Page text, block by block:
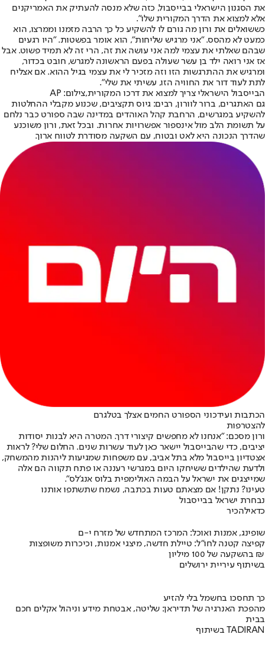
את הסגנון הישראלי בבייסבול, כזה שלא מנסה להעתיק את האמריקנים
אלא למצוא את הדרך המקורית שלו".
כששואלים את ורון מה גורם לו להשקיע כל כך הרבה מזמנו וממרצו, הוא
כמעט לא מהסס. "אני מרגיש שליחות", הוא אומר בפשטות. "היו רגעים
שבהם שאלתי את עצמי למה אני עושה את זה, הרי זה לא תמיד פשוט. אבל
אז אני רואה ילד בן עשר שעולה בפעם הראשונה למגרש, חובט בכדור,
ומרגיש את ההתרגשות הזו וזה מזכיר לי את עצמי בגיל ההוא. אם אצליח
לתת לעוד דור את החוויה הזו, עשיתי את שלי".
הבייסבול הישראלי צריך למצוא את דרכו המקורית,צילום: AP
גם האתגרים, ברור לוורון, רבים: גיוס תקציבים, שכנוע מקבלי ההחלטות
להשקיע במגרשים, הרחבת קהל האוהדים במדינה שבה ספורט כבר נלחם
על תשומת הלב מול אינספור אפשרויות אחרות. ובכל זאת, ורון משוכנע
שהדרך הנכונה היא לאט ובטוח, עם השקעה מסודרת לטווח ארוך.
הכתבות ועידכוני הספורט החמים אצלך בטלגרם
להצטרפות
ורון מסכם: "אנחנו לא מחפשים קיצורי דרך. המטרה היא לבנות יסודות
יציבים, כדי שהבייסבול יישאר כאן לעוד עשרות שנים. החלום שלי? לראות
אצטדיון בייסבול מלא בתל אביב, עם משפחות שמגיעות ליהנות מהמשחק,
ולדעת שהילדים ששיחקו היום במגרשי רעננה או פתח תקווה הם אלה
שמייצגים את ישראל על הבמה האולימפית בלוס אנג'לס".
טעינו? נתקן! אם מצאתם טעות בכתבה, נשמח שתשתפו אותנו
נבחרת ישראל בבייסבול
כדאילהכיר
שופינג, אמנות ואוכל: המרכז המתחדש של מזרח י-ם
קפיצה קטנה לחו"ל: טיילת חדשה, מיצגי אמנות, וכיכרות משופצות
בהשקעה של 100 מיליון ₪
בשיתוף עיריית ירושלים
כך תחסכו בחשמל בלי להזיע
מהפכת האנרגיה של תדיראן: שליטה, אבטחת מידע וניהול אקלים חכם
בבית
בשיתוף TADIRAN